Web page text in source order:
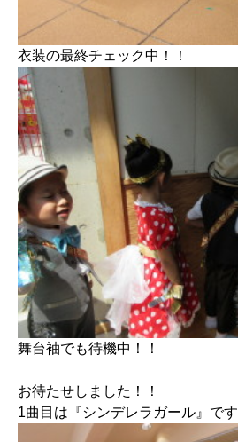
衣装の最終チェック中！！
舞台袖でも待機中！！
お待たせしました！！
1曲目は『シンデレラガール』です